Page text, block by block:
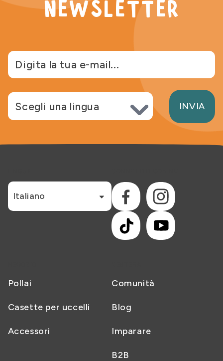
newsletter
Scegli lingua
INVIA
Pollai
Casette per uccelli
Accessori
Comunità
Blog
Imparare
B2B
Italiano
Facebook Instagram
TikTok YouTube